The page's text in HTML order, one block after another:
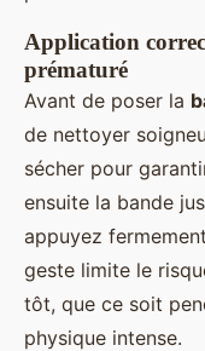
Application
prématuré
Avant de poser la
de nettoyer
sécher pour
ensuite la bande
appuyez
geste limite le
tôt, que ce soit
physique intense.